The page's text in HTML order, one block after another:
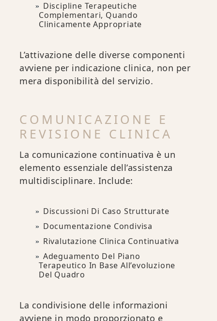
Discipline Terapeutiche
Complementari, Quando
Clinicamente Appropriate
L’attivazione delle diverse componenti
avviene per indicazione clinica, non per
mera disponibilità del servizio.
COMUNICAZIONE E
REVISIONE CLINICA
La comunicazione continuativa è un
elemento essenziale dell’assistenza
multidisciplinare. Include:
Discussioni Di Caso Strutturate
Documentazione Condivisa
Rivalutazione Clinica Continuativa
Adeguamento Del Piano
Terapeutico In Base All’evoluzione
Del Quadro
La condivisione delle informazioni
avviene in modo proporzionato e